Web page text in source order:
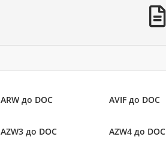
ARW до DOC AVIF до DOC
AZW3 до DOC AZW4 до DOC